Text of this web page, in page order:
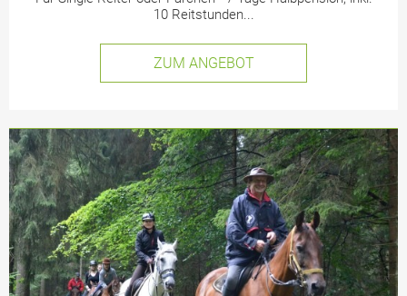
10 Reitstunden...
ZUM ANGEBOT